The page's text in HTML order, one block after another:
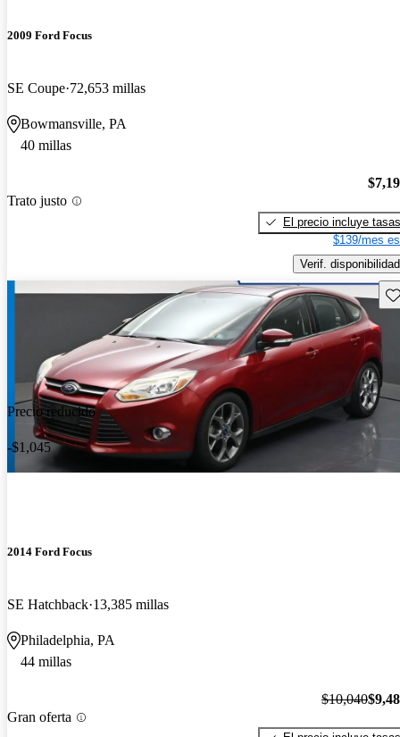
2009 Ford Focus
SE Coupe 72,653 millas
Bowmansville, PA
40 millas
Trato justo
El precio incluye tasas
$139/mes
Verif. disponibilidad
Precio reducido
-$1,045
2014 Ford Focus
SE Hatchback 13,385 millas
Philadelphia, PA
44 millas
Gran oferta
$10,040